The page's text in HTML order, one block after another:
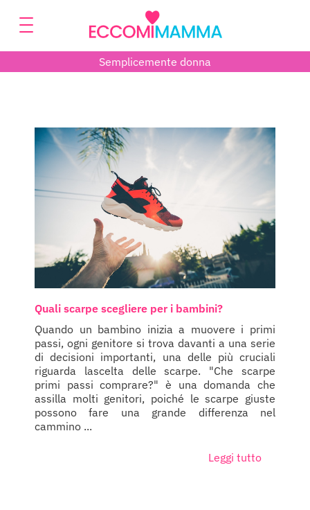
Semplicemente donna
Quali scarpe scegliere per i bambini?
Quando un bambino inizia a muovere i primi
passi, ogni genitore si trova davanti a una serie
di decisioni importanti, una delle più cruciali
riguarda lascelta delle scarpe. "Che scarpe
primi passi comprare?" è una domanda che
assilla molti genitori, poiché le scarpe giuste
possono fare una grande differenza nel
cammino ...
Leggi tutto